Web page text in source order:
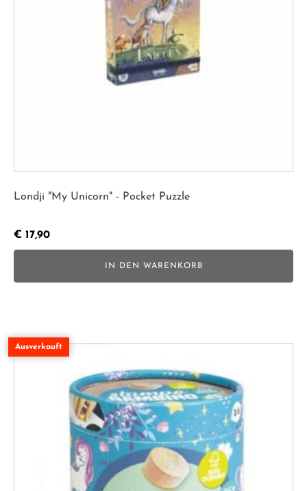
Londji "My Unicorn" - Pocket Puzzle
€ 17,90
IN DEN WARENKORB